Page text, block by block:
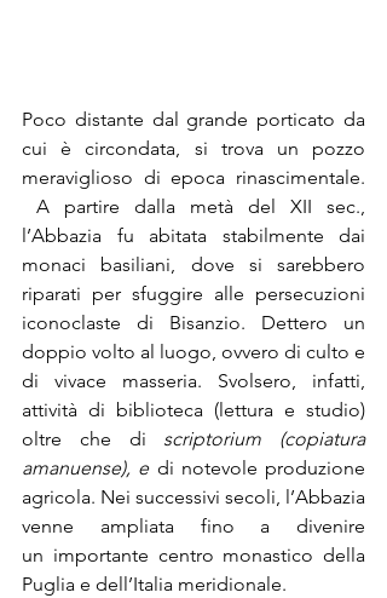
Poco distante dal grande porticato da
cui è circondata, si trova un pozzo
meraviglioso di epoca rinascimentale.
A partire dalla metà del XII sec.,
l’Abbazia fu abitata stabilmente dai
monaci basiliani, dove si sarebbero
riparati per sfuggire alle persecuzioni
iconoclaste di Bisanzio. Dettero un
doppio volto al luogo, ovvero di culto e
di vivace masseria. Svolsero, infatti,
attività di biblioteca (lettura e studio)
oltre che di scriptorium (copiatura
amanuense), e di notevole produzione
agricola. Nei successivi secoli, l’Abbazia
venne
ampliata fino a divenire
un importante centro monastico della
Puglia e dell’Italia meridionale.